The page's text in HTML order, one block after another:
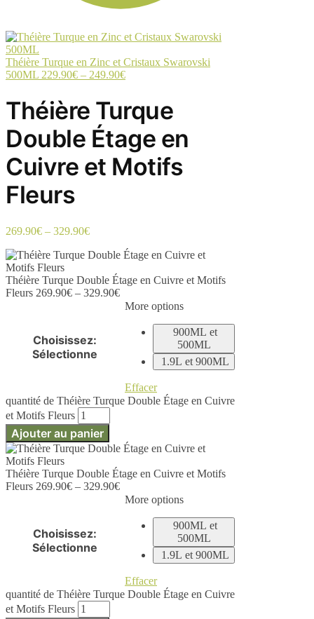
Théière Turque en Zinc et Cristaux Swarovski
500ML 229.90€ – 249.90€
Théière Turque
Double Étage en
Cuivre et Motifs
Fleurs
269.90€ – 329.90€
Théière Turque Double Étage en Cuivre et Motifs
Fleurs 269.90€ – 329.90€
Choisissez:
Sélectionne
More options
900ML et
500ML
1.9L et 900ML
Effacer
quantité de Théière Turque Double Étage en Cuivre
et Motifs Fleurs
Ajouter au panier
Théière Turque Double Étage en Cuivre et Motifs
Fleurs 269.90€ – 329.90€
Choisissez:
Sélectionne
More options
900ML et
500ML
1.9L et 900ML
Effacer
quantité de Théière Turque Double Étage en Cuivre
et Motifs Fleurs